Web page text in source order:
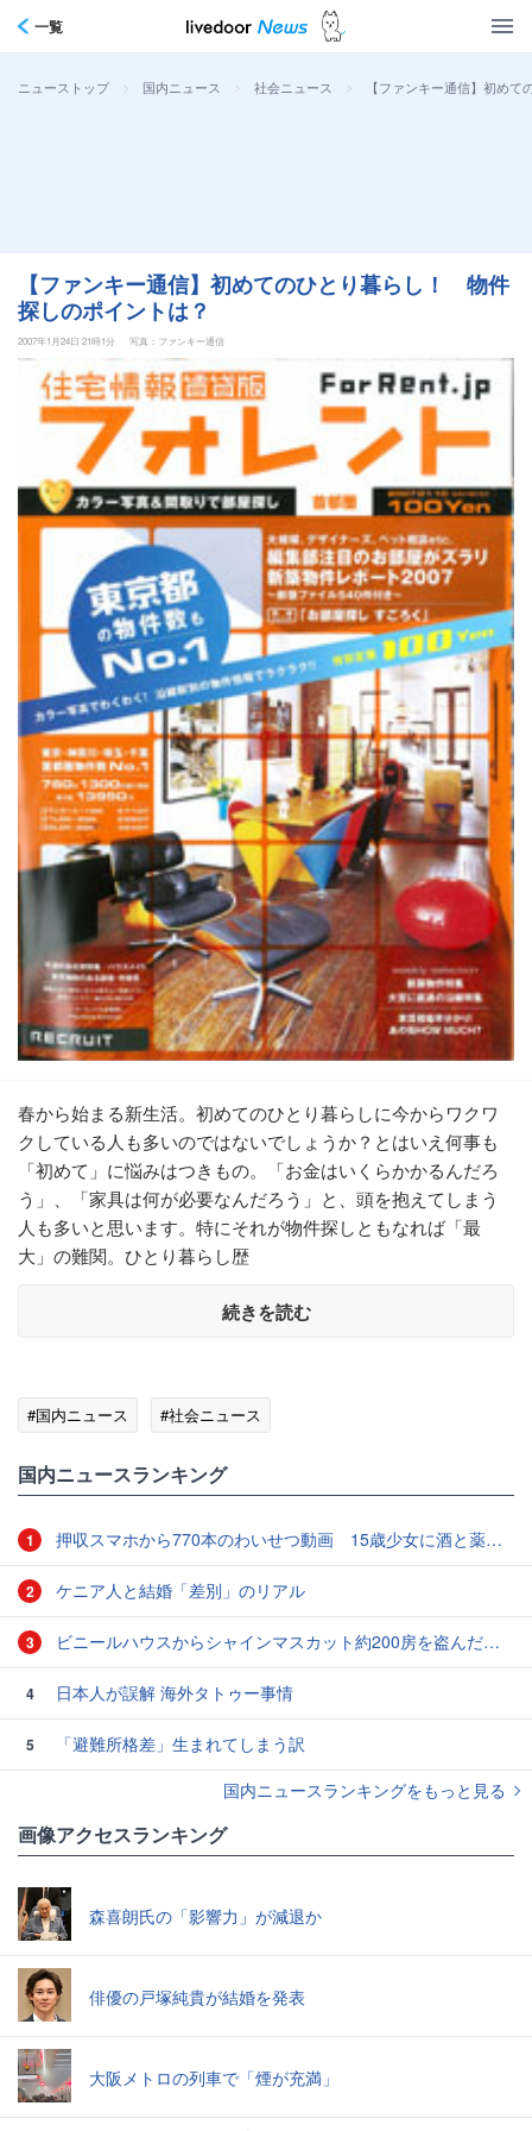
一覧
ニューストップ > 国内ニュース > 社会ニュース > 【ファンキー通信】初め
【ファンキー通信】初めてのひとり暮らし！ 物件
探しのポイントは？
2007年1月24日 21時1分 写真：ファンキー通信
春から始まる新生活。初めてのひとり暮らしに今からワクワ
クしている人も多いのではないでしょうか？とはいえ何事も
「初めて」に悩みはつきもの。「お金はいくらかかるんだろ
う」、「家具は何が必要なんだろう」と、頭を抱えてしまう
人も多いと思います。特にそれが物件探しともなれば「最
大」の難関。ひとり暮らし歴
続きを読む
#国内ニュース #社会ニュース
国内ニュースランキング
1 押収スマホから770本のわいせつ動画 15歳少女に酒と薬飲ませ性的暴行か 54歳男を再逮捕 「薬もありますよ」とSNSで誘い出し
2 ケニア人と結婚「差別」のリアル
3 ビニールハウスからシャインマスカット約200房を盗んだ疑い ネットで販売か 無職の男（42）逮捕 岡山県警
4 日本人が誤解 海外タトゥー事情
5
「避難所格差」生まれてしまう訳
国内ニュースランキングをもっと見る
画像アクセスランキング
森喜朗氏の「影響力」が減退か
俳優の戸塚純貴が結婚を発表
大阪メトロの列車で「煙が充満」